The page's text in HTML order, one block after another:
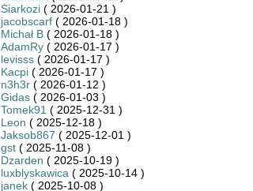
Siarkozi( 2026-01-21 )
jacobscarf( 2026-01-18 )
Michał B( 2026-01-18 )
AdamRy( 2026-01-17 )
levisss( 2026-01-17 )
Kacpi( 2026-01-17 )
n3h3r( 2026-01-12 )
Gidas( 2026-01-03 )
Tomek91 ( 2025-12-31 )
Leon ( 2025-12-18 )
Jaksob867 ( 2025-12-01 )
gst( 2025-11-08 )
Dzarden ( 2025-10-19 )
luxblyskawica ( 2025-10-14 )
janek( 2025-10-08 )